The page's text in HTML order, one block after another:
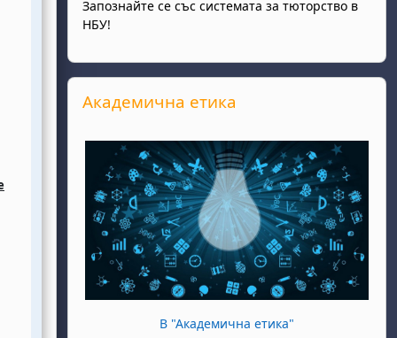
Запознайте се със системата за тюторство в
НБУ!
Прескочи Академична етика
Академична етика
В "Академична етика"